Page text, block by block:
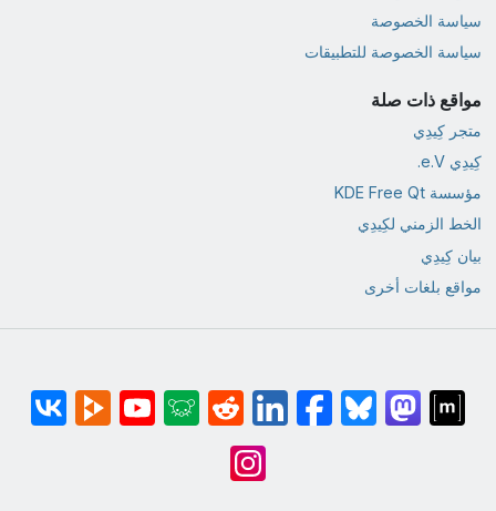
سياسة الخصوصة
سياسة الخصوصة للتطبيقات
مواقع ذات صلة
متجر كِيدِي
كِيدِي e.V.
مؤسسة KDE Free Qt
الخط الزمني لكِيدِي
بيان كِيدِي
مواقع بلغات أخرى